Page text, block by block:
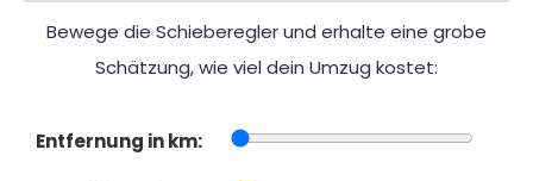
Bewege die Schieberegler und erhalte eine grobe
Schätzung, wie viel dein Umzug kostet:
Entfernung in km: